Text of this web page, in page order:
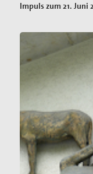
Impuls zum 21. Juni